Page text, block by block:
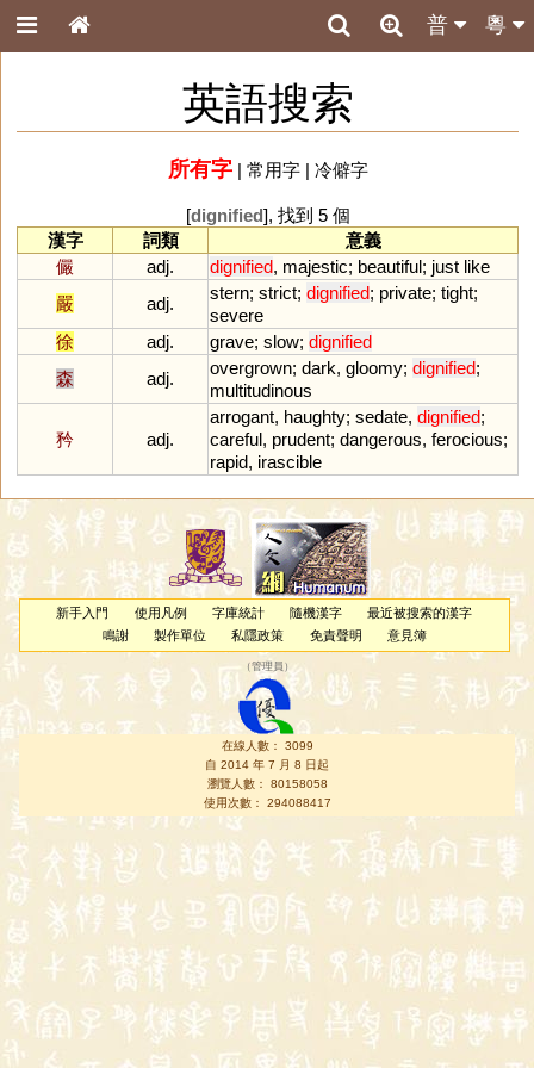
粵
普
英語搜索
所有字| 常用字| 冷僻字
[dignified], 找到 5 個
漢字
詞類
意義
儼
adj. dignified, majestic; beautiful; just like
嚴
adj.
stern; strict; dignified; private; tight;
severe
徐
adj. grave; slow; dignified
森
adj.
overgrown; dark, gloomy; dignified;
multitudinous
矜 adj.
arrogant, haughty; sedate, dignified;
careful, prudent; dangerous, ferocious;
rapid, irascible
新手入門 使用凡例 字庫統計 隨機漢字
最近被搜索的漢字
鳴謝
製作單位 私隱政策 免責聲明 意見簿
（管理員 ）
在線人數： 3099
自 2014 年 7 月 8 日起
瀏覽人數： 80158058
使用次數： 294088417